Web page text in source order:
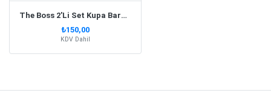
The Boss 2'Li Set Kupa Bardak T Kulp
₺150,00
KDV Dahil